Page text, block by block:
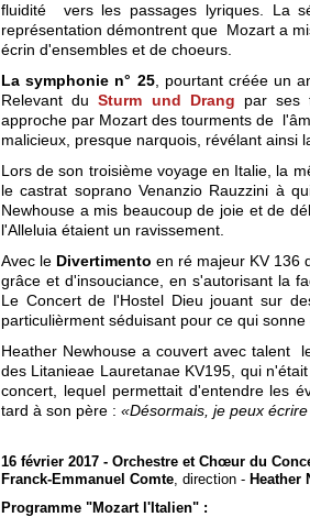
fluidité vers les passages lyriques. La
représentation démontrent que Mozart a
écrin d'ensembles et de choeurs.
La symphonie n° 25, pourtant créée un
Relevant duSturm und Drang par ses
approche par Mozart des tourments de
malicieux, presque narquois, révélant ainsi
Lors de son troisième voyage en Italie, la
le castrat soprano Venanzio Rauzzini à
Newhouse a mis beaucoup de joie et de
l'Alleluia étaient un ravissement.
Avec le Divertimento en ré majeur KV 136
grâce et d'insouciance, en s'autorisant la
Le Concert de l'Hostel Dieu jouant sur
particulièrment séduisant pour ce qui
Heather Newhouse a couvert avec talent
des Litanieae Lauretanae KV195, qui
concert, lequel permettait d'entendre les
tard à son père : «Désormais, je peux
16 février 2017 - Orchestre et Chœur du
Franck-Emmanuel Comte, direction - Heather
Programme "Mozart l'Italien" :